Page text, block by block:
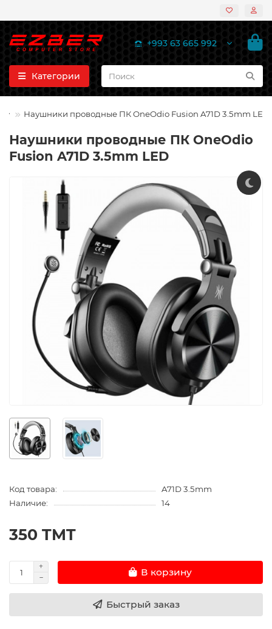
+993 63 665 992
Категории
Наушники проводные ПК OneOdio Fusion A71D 3.5mm LED
Наушники проводные ПК OneOdio
Fusion A71D 3.5mm LED
Код товара:
A71D 3.5mm
Наличие:
14
350 TMT
В корзину
Быстрый заказ